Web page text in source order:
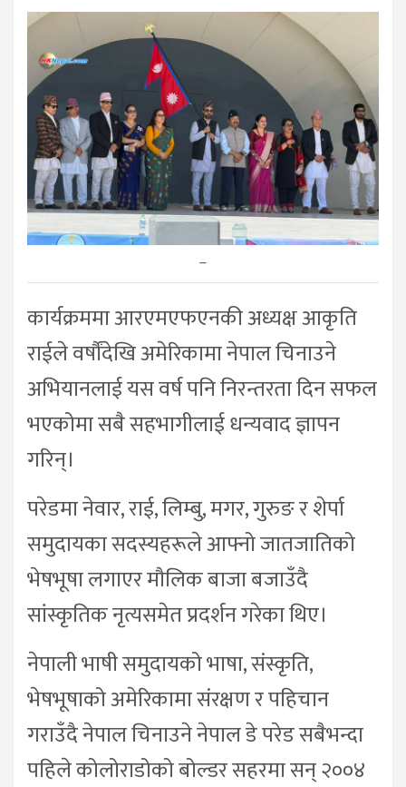
–
कार्यक्रममा आरएमएफएनकी अध्यक्ष आकृति
राईले वर्षौंदेखि अमेरिकामा नेपाल चिनाउने
अभियानलाई यस वर्ष पनि निरन्तरता दिन सफल
भएकोमा सबै सहभागीलाई धन्यवाद ज्ञापन
गरिन्।
परेडमा नेवार, राई, लिम्बु, मगर, गुरुङ र शेर्पा
समुदायका सदस्यहरूले आफ्नो जातजातिको
भेषभूषा लगाएर मौलिक बाजा बजाउँदै
सांस्कृतिक नृत्यसमेत प्रदर्शन गरेका थिए।
नेपाली भाषी समुदायको भाषा, संस्कृति,
भेषभूषाको अमेरिकामा संरक्षण र पहिचान
गराउँदै नेपाल चिनाउने नेपाल डे परेड सबैभन्दा
पहिले कोलोराडोको बोल्डर सहरमा सन् २००४